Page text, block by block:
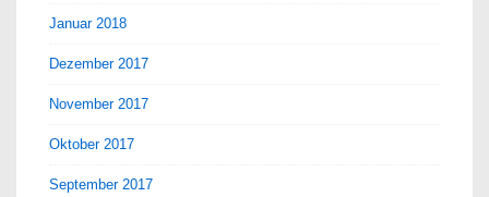
Januar 2018
Dezember 2017
November 2017
Oktober 2017
September 2017